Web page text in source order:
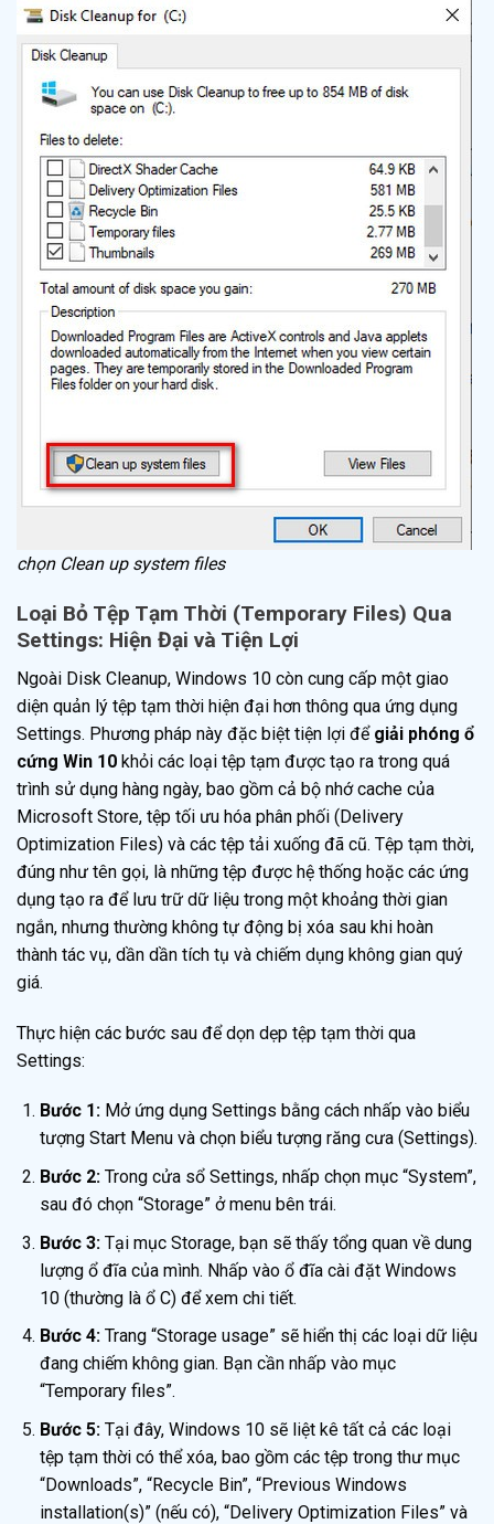
chọn Clean up system files
Loại Bỏ Tệp Tạm Thời (Temporary Files) Qua
Settings: Hiện Đại và Tiện Lợi
Ngoài Disk Cleanup, Windows 10 còn cung cấp một giao
diện quản lý tệp tạm thời hiện đại hơn thông qua ứng dụng
Settings. Phương pháp này đặc biệt tiện lợi để giải phóng ổ
cứng Win 10 khỏi các loại tệp tạm được tạo ra trong quá
trình sử dụng hàng ngày, bao gồm cả bộ nhớ cache của
Microsoft Store, tệp tối ưu hóa phân phối (Delivery
Optimization Files) và các tệp tải xuống đã cũ. Tệp tạm thời,
đúng như tên gọi, là những tệp được hệ thống hoặc các ứng
dụng tạo ra để lưu trữ dữ liệu trong một khoảng thời gian
ngắn, nhưng thường không tự động bị xóa sau khi hoàn
thành tác vụ, dần dần tích tụ và chiếm dụng không gian quý
giá.
Thực hiện các bước sau để dọn dẹp tệp tạm thời qua
Settings:
Bước 1:Mở ứng dụng Settings bằng cách nhấp vào biểu
tượng Start Menu và chọn biểu tượng răng cưa (Settings).
Bước 2:Trong cửa sổ Settings, nhấp chọn mục “System”,
sau đó chọn “Storage” ở menu bên trái.
Bước 3:Tại mục Storage, bạn sẽ thấy tổng quan về dung
lượng ổ đĩa của mình. Nhấp vào ổ đĩa cài đặt Windows
10 (thường là ổ C) để xem chi tiết.
Bước 4:Trang “Storage usage” sẽ hiển thị các loại dữ liệu
đang chiếm không gian. Bạn cần nhấp vào mục
“Temporary files”.
Bước 5:Tại đây, Windows 10 sẽ liệt kê tất cả các loại
tệp tạm thời có thể xóa, bao gồm các tệp trong thư mục
“Downloads”, “Recycle Bin”, “Previous Windows
installation(s)” (nếu có), “Delivery Optimization Files” và